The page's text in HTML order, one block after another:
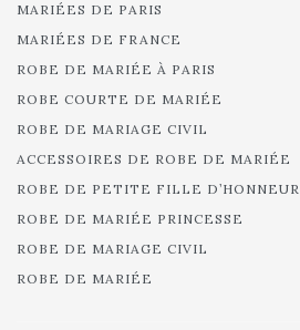
MARIÉES DE PARIS
MARIÉES DE FRANCE
ROBE DE MARIÉE À PARIS
ROBE COURTE DE MARIÉE
ROBE DE MARIAGE CIVIL
ACCESSOIRES DE ROBE DE MARIÉE
ROBE DE PETITE FILLE D’HONNEUR
ROBE DE MARIÉE PRINCESSE
ROBE DE MARIAGE CIVIL
ROBE DE MARIÉE